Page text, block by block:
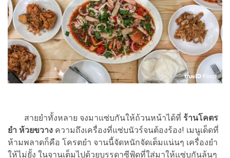
สายยำทั้งหลาย จงมาแซ่บกันให้ถ้วนหน้าได้ที่ ร้านโคตร
ยำ ห้วยขวาง ความถึงเครื่องที่แซ่บนัวร์จนต้องร้อง! เมนูเด็ดที่
ห้ามพลาดก็คือ โครตยำ จานนี้จัดหนักจัดเต็มแน่นๆ เครื่องยำ
ให้ไม่ยั้ง ในจานเต็มไปด้วยบรรดาซีฟู้ดที่ใส่มาให้แซ่บกันล้นๆ